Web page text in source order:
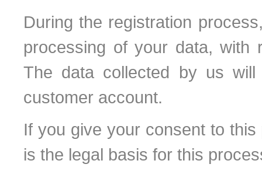
During the registration
processing of your data, with
The data collected by us
customer account.
If you give your consent to
is the legal basis for this